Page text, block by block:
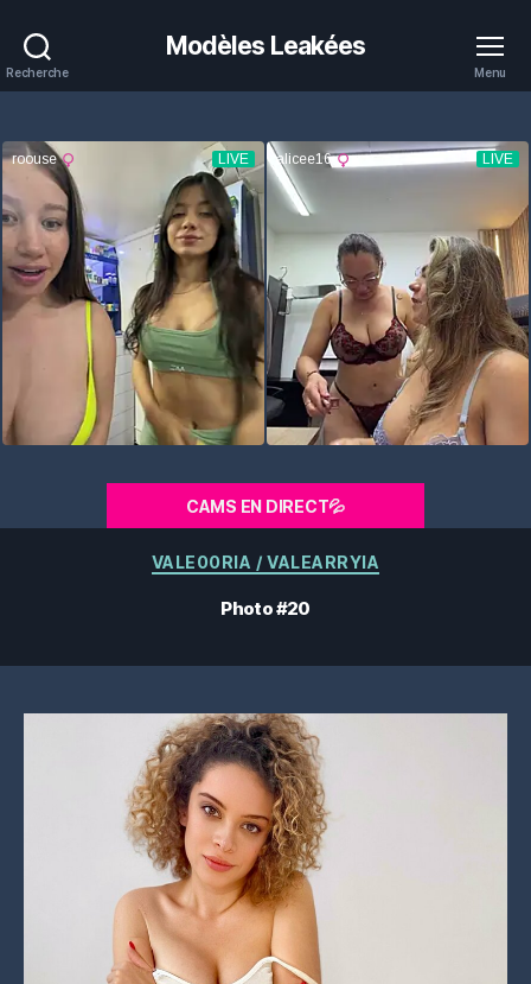
Recherche
Modèles Leakées
Menu
CAMS EN DIRECT💦
Catégories
VALE00RIA / VALEARRYIA
Photo #20